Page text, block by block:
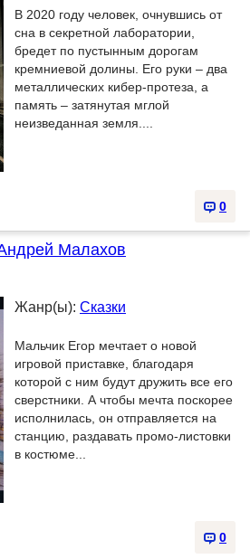
В 2020 году человек, очнувшись от
сна в секретной лаборатории,
бредет по пустынным дорогам
кремниевой долины. Его руки – два
металлических кибер-протеза, а
память – затянутая мглой
неизведанная земля....
0
Малахов
Жанр(ы): Сказки
Мальчик Егор мечтает о новой
игровой приставке, благодаря
которой с ним будут дружить все его
сверстники. А чтобы мечта поскорее
исполнилась, он отправляется на
станцию, раздавать промо-листовки
в костюме...
0